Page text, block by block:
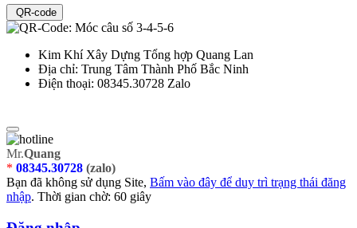
QR-code
Kim Khí Xây Dựng Tổng hợp Quang Lan
Địa chỉ: Trung Tâm Thành Phố Bắc Ninh
Điện thoại: 08345.30728 Zalo
Mr.Quang
* 08345.30728 (zalo)
Bạn đã không sử dụng Site, Bấm vào đây để duy trì trạng thái đăng
nhập. Thời gian chờ: 60 giây